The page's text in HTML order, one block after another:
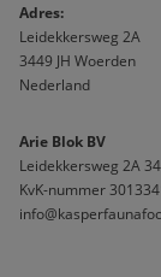
Adres:
Leidekkersweg 2A
3449 JH Woerden
Nederland
Arie Blok BV
Leidekkersweg 2A
KvK-nummer